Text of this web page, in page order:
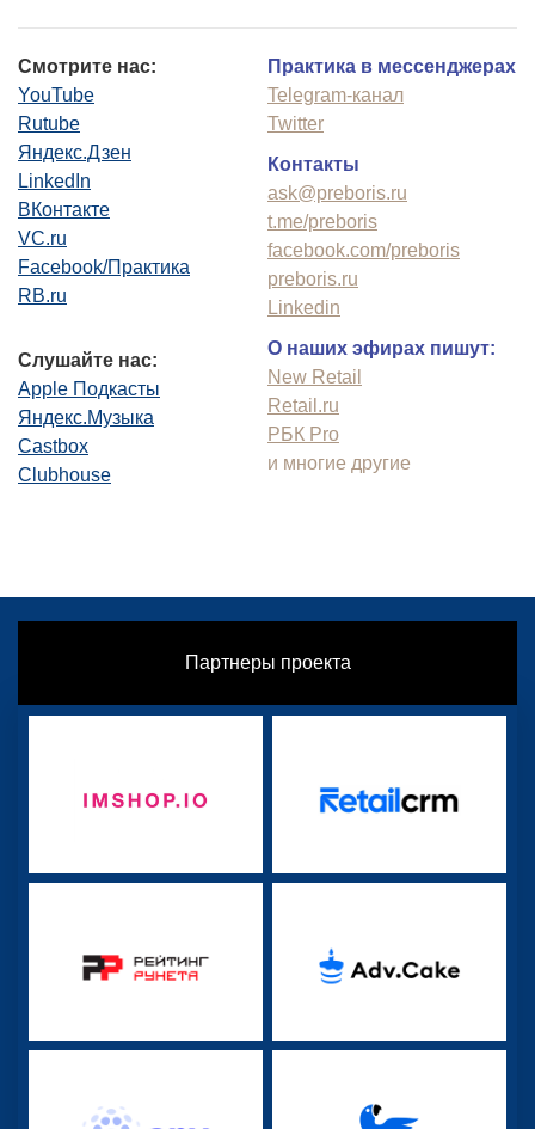
Смотрите нас:
YouTube
Rutube
Яндекс.Дзен
LinkedIn
ВКонтакте
VC.ru
Facebook/Практика
RB.ru
Слушайте нас:
Apple Подкасты
Яндекс.Музыка
Castbox
Clubhouse
Практика в мессенджерах
Telegram-канал
Twitter
Контакты
ask@preboris.ru
t.me/preboris
facebook.com/preboris
preboris.ru
Linkedin
О наших эфирах пишут:
New Retail
Retail.ru
РБК Pro
и многие другие
Партнеры проекта